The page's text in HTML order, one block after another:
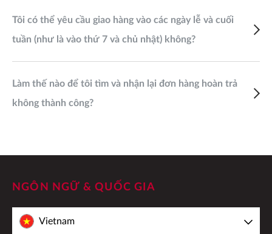
Tôi có thể yêu cầu giao hàng vào các ngày lễ và cuối
tuần (như là vào thứ 7 và chủ nhật) không?
Làm thế nào để tôi tìm và nhận lại đơn hàng hoàn trả
không thành công?
NGÔN NGỮ & QUỐC GIA
Vietnam